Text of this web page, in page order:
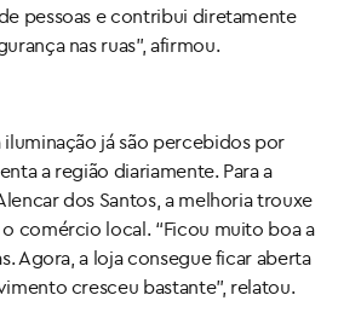
pessoas e contribui diretamente
nas ruas”, afirmou.
já são percebidos por
a região diariamente. Para a
dos Santos, a melhoria trouxe
comércio local. “Ficou muito boa a
Agora, a loja consegue ficar aberta
cresceu bastante”, relatou.